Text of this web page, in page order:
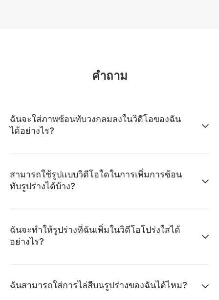
คำถาม
ฉันจะใส่ภาพซ้อนทับวงกลมลงในวิดีโอของฉัน
ได้อย่างไร?
สามารถใช้รูปแบบวิดีโอใดในการเพิ่มการซ้อน
ทับรูปร่างได้บ้าง?
ฉันจะทำให้รูปร่างที่ฉันเพิ่มในวิดีโอโปร่งใสได้
อย่างไร?
ฉันสามารถใส่การไล่สีบนรูปร่างของฉันได้ไหม?